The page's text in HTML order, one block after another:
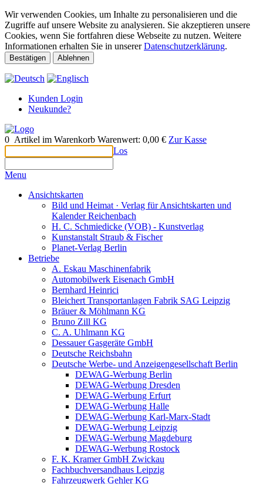
Wir verwenden Cookies, um Inhalte zu personalisieren und die
Zugriffe auf unsere Website zu analysieren. Sie akzeptieren unsere
Cookies, wenn Sie fortfahren diese Webseite zu nutzen. Weitere
Informationen erhalten Sie in unsererDatenschutzerklärung.
Bestätigen Ablehnen
Kunden Login
Neukunde?
0 Artikel im Warenkorb Warenwert: 0,00 € Zur Kasse
Los
Menu
Ansichtskarten
Bild und Heimat · Verlag für Ansichtskarten und
Kalender Reichenbach
H. C. Schmiedicke (VOB) - Kunstverlag
Kunstanstalt Straub & Fischer
Planet-Verlag Berlin
Betriebe
A. Eskau Maschinenfabrik
Automobilwerk Eisenach GmbH
Bernhard Heinrici
Bleichert Transportanlagen Fabrik SAG Leipzig
Bräuer & Möhlmann KG
Bruno Zill KG
C. A. Uhlmann KG
Dessauer Gasgeräte GmbH
Deutsche Reichsbahn
Deutsche Werbe- und Anzeigengesellschaft Berlin
DEWAG-Werbung Berlin
DEWAG-Werbung Dresden
DEWAG-Werbung Erfurt
DEWAG-Werbung Halle
DEWAG-Werbung Karl-Marx-Stadt
DEWAG-Werbung Leipzig
DEWAG-Werbung Magdeburg
DEWAG-Werbung Rostock
F. K. Kramer GmbH Zwickau
Fachbuchversandhaus Leipzig
Fahrzeugwerk Gehler KG